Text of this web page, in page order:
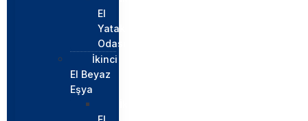
El
Yatak
Odası
İkinci
El Beyaz
Eşya